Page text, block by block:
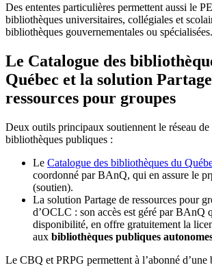
Des ententes particulières permettent aussi le
bibliothèques universitaires, collégiales et
bibliothèques gouvernementales ou spécialisées.
Le Catalogue des
Québec et la solution
ressources pour groupes
Deux outils principaux soutiennent le réseau de
bibliothèques publiques :
Le Catalogue des bibliothèques du
coordonné par BAnQ, qui en assure le
(soutien).
La solution Partage de ressources pour
d’OCLC : son accès est géré par BAnQ
disponibilité, en offre gratuitement la
aux bibliothèques publiques
Le CBQ et PRPG permettent à l’abonné d’une